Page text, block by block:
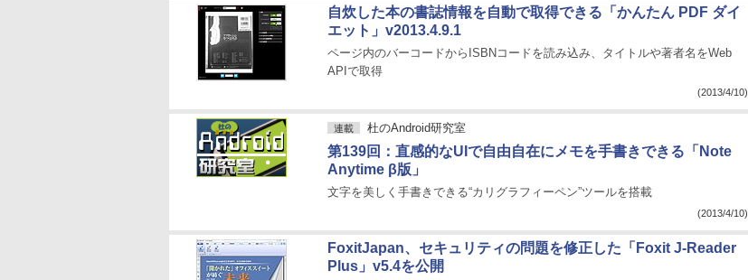
自炊した本の書誌情報を自動で取得できる「かんたん PDF ダイ
エット」v2013.4.9.1
ページ内のバーコードからISBNコードを読み込み、タイトルや著者名をWeb
APIで取得
(2013/4/10)
連載 杜のAndroid研究室
第139回：直感的なUIで自由自在にメモを手書きできる「Note
Anytime β版」
文字を美しく手書きできる“カリグラフィーペン”ツールを搭載
(2013/4/10)
FoxitJapan、セキュリティの問題を修正した「Foxit J-Reader
Plus」v5.4を公開